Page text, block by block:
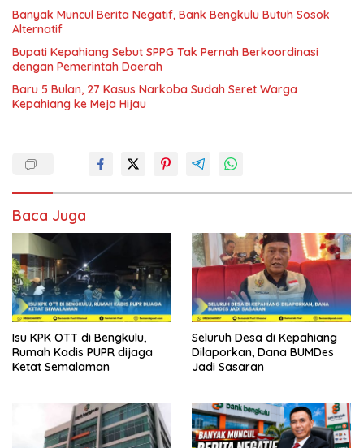
Banyak Muncul Berita Negatif, Bank Bengkulu Butuh Sosok
Alternatif
Bupati Kepahiang Sebut SPPG Tak Pernah Berkoordinasi
dengan Pemerintah Daerah
Baru 5 Bulan, 27 Kasus Narkoba Sudah Seret Warga
Kepahiang ke Meja Hijau
Baca Juga
Isu KPK OTT di Bengkulu,
Rumah Kadis PUPR dijaga
Ketat Semalaman
Seluruh Desa di Kepahiang
Dilaporkan, Dana BUMDes
Jadi Sasaran